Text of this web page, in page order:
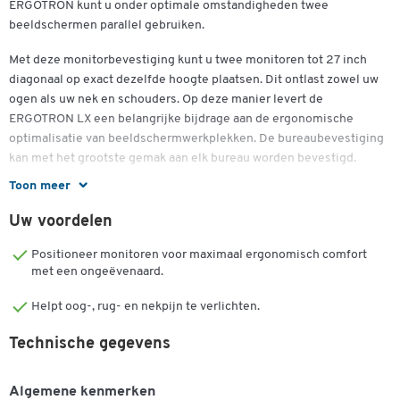
Toon meer
ERGOTRON kunt u onder optimale omstandigheden twee
beeldschermen parallel gebruiken.
Met deze monitorbevestiging kunt u twee monitoren tot 27 inch
diagonaal op exact dezelfde hoogte plaatsen. Dit ontlast zowel uw
ogen als uw nek en schouders. Op deze manier levert de
ERGOTRON LX een belangrijke bijdrage aan de ergonomische
optimalisatie van beeldschermwerkplekken. De bureaubevestiging
kan met het grootste gemak aan elk bureau worden bevestigd.
Met behulp van Constant Force™ technologie neemt de
beweegbare monitorhouder de voor u meest geschikte positie in
te doen is de monitorarm licht aan te raken. Bovendien bespaart
deze innovatieve beeldschermhouder u het gedoe van het scrollen
weer te geven.
MSpeciificaties:
Uw voordelen
Positioneer monitoren voor maximaal ergonomisch comfort
met een ongeëvenaard.
Helpt oog-, rug- en nekpijn te verlichten.
Technische gegevens
Algemene kenmerken
Dubbelklik om in te zoomen